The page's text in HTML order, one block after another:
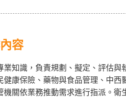
容
知識，負責規劃、擬定、評估
康保險、藥物與食品管理、中
關依業務推動需求進行指派。衛